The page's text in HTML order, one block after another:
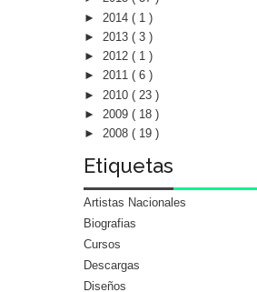
► 2014 ( 1 )
► 2013 ( 3 )
► 2012 ( 1 )
► 2011 ( 6 )
► 2010 ( 23 )
► 2009 ( 18 )
► 2008 ( 19 )
Etiquetas
Artistas Nacionales
Biografias
Cursos
Descargas
Diseños